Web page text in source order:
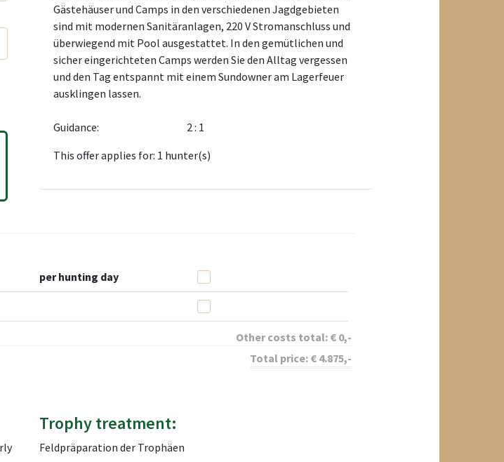
Gästehäuser und Camps in den verschiedenen Jagdgebieten
sind mit modernen Sanitäranlagen, 220 V Stromanschluss und
überwiegend mit Pool ausgestattet. In den gemütlichen und
sicher eingerichteten Camps werden Sie den Alltag vergessen
und den Tag entspannt mit einem Sundowner am Lagerfeuer
ausklingen lassen.
Guidance:
2 : 1
This offer applies for: 1 hunter(s)
per hunting day
Other costs total: € 0,-
Total price: € 4.875,-
Trophy treatment:
Feldpräparation der Trophäen